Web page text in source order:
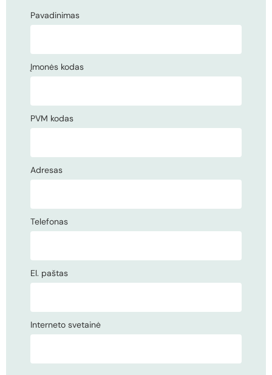
Pavadinimas
Įmonės kodas
PVM kodas
Adresas
Telefonas
El. paštas
Interneto svetainė